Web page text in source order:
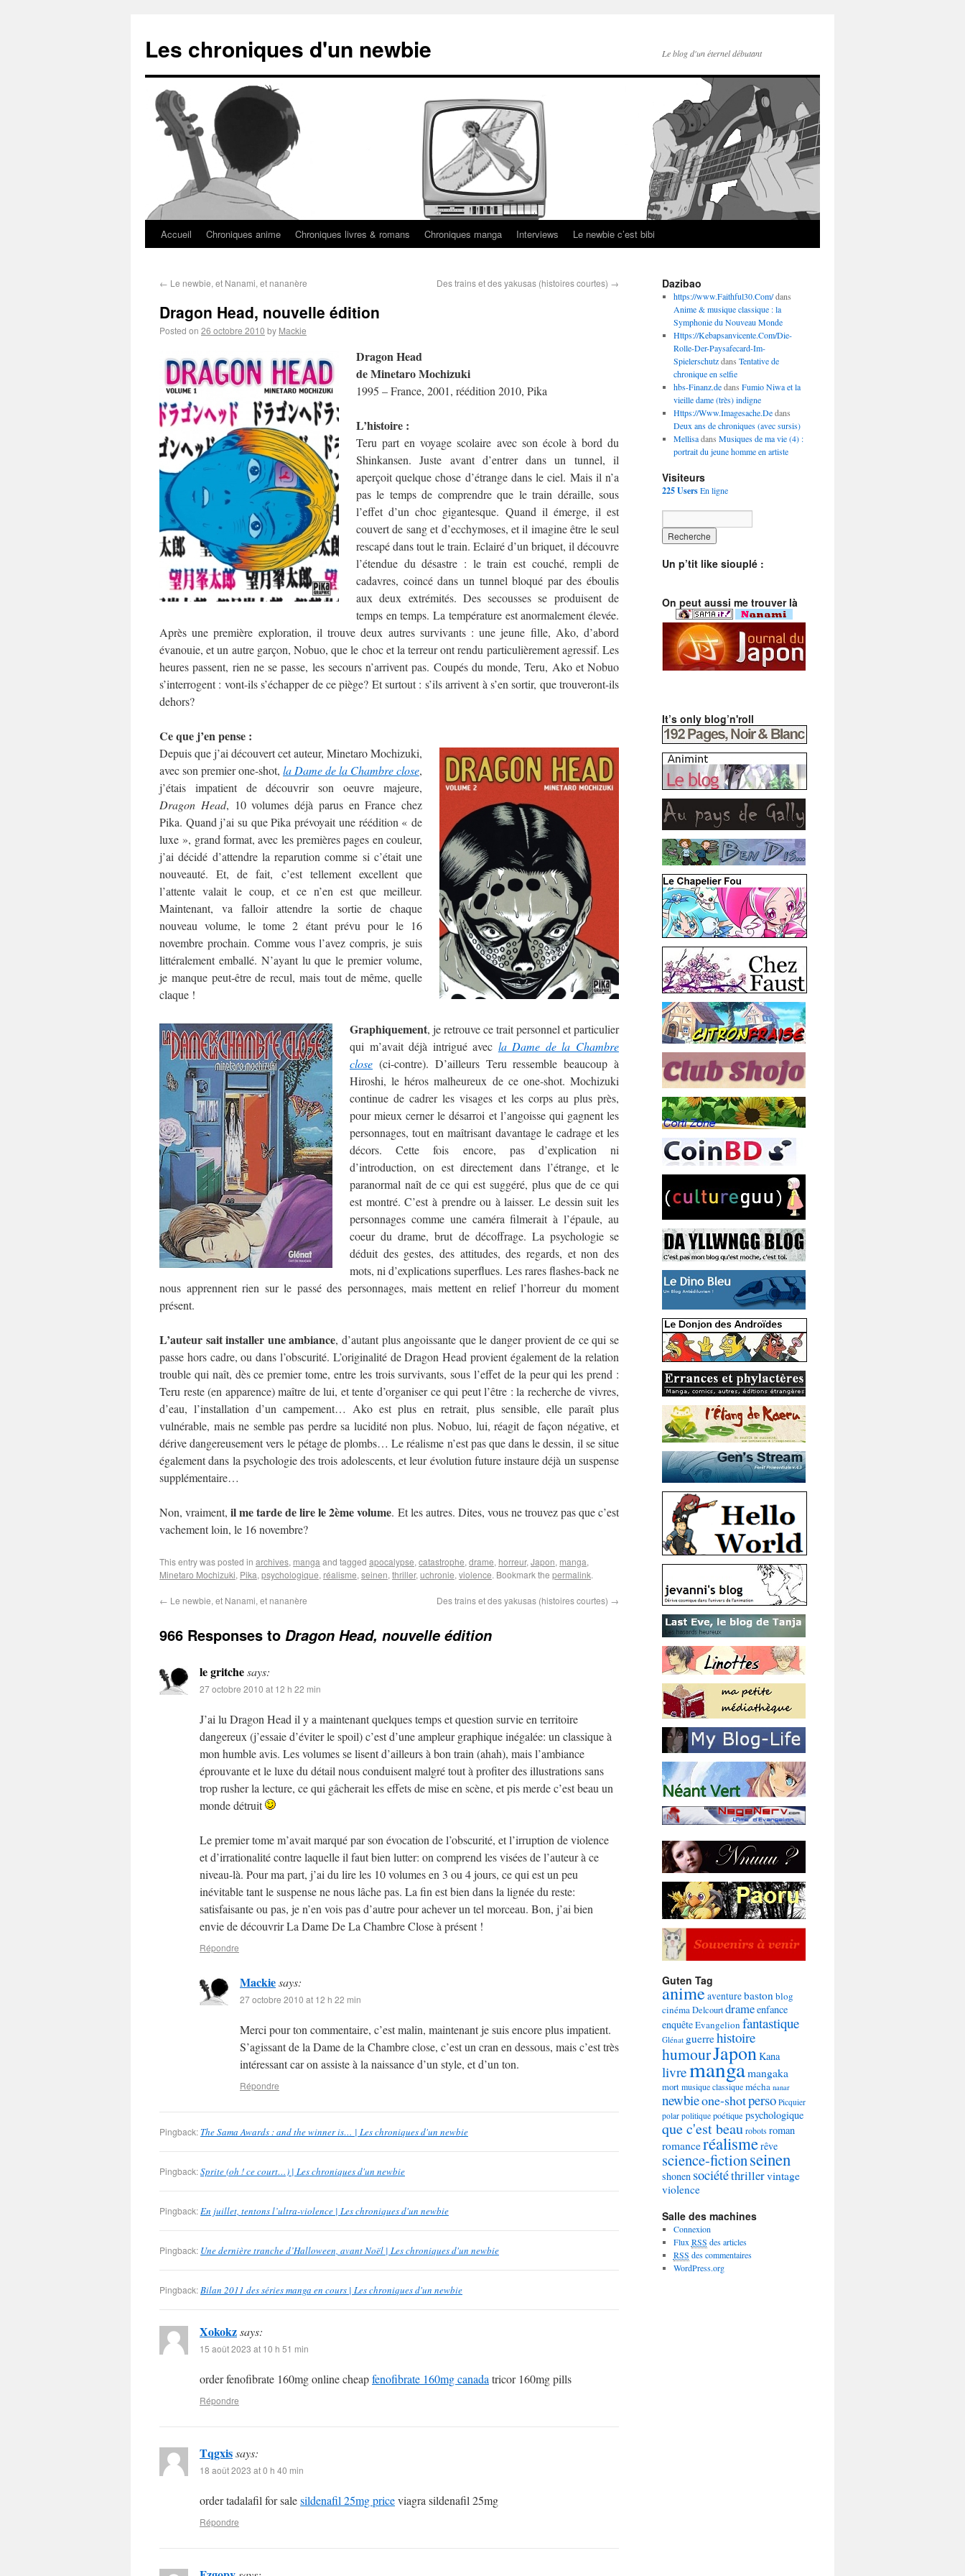
Les chroniques d'un newbie Le blog d'un éternel débutant
Accueil Chroniques anime Chroniques livres & romans Chroniques manga Interviews Le newbie c’est bibi
← Le newbie, et Nanami, et nananère Des trains et des yakusas (histoires courtes) →
Dragon Head, nouvelle édition
Posted on 26 octobre 2010 by Mackie
Dragon Head
de Minetaro Mochizuki
1995 – France, 2001, réédition 2010, Pika
L’histoire :
Teru part en voyage scolaire avec son école à bord du
Shinkansen. Juste avant d’entrer dans un tunnel, il
aperçoit quelque chose d’étrange dans le ciel. Mais il n’a
pas le temps de comprendre que le train déraille, sous
l’effet d’un choc gigantesque. Quand il émerge, il est
couvert de sang et d’ecchymoses, et il imagine être le seul
rescapé dans tout le train. Eclairé d’un briquet, il découvre
l’étendue du désastre : le train est couché, rempli de
cadavres, coincé dans un tunnel bloqué par des éboulis
aux deux extrémités. Des secousses se produisent de
temps en temps. La température est anormalement élevée.
Après une première exploration, il trouve deux autres survivants : une jeune fille, Ako, d’abord
évanouie, et un autre garçon, Nobuo, que le choc et la terreur ont rendu particulièrement agressif. Les
heures passent, rien ne se passe, les secours n’arrivent pas. Coupés du monde, Teru, Ako et Nobuo
s’interrogent : vont-ils s’échapper de ce piège? Et surtout : s’ils arrivent à s’en sortir, que trouveront-ils
dehors?
Ce que j’en pense :
Depuis que j’ai découvert cet auteur, Minetaro Mochizuki,
avec son premier one-shot, la Dame de la Chambre close,
j’étais impatient de découvrir son oeuvre majeure,
Dragon Head, 10 volumes déjà parus en France chez
Pika. Quand j’ai su que Pika prévoyait une réédition « de
luxe », grand format, avec les premières pages en couleur,
j’ai décidé d’attendre la reparution comme si c’était une
nouveauté. Et, de fait, c’est tellement excellent que
l’attente valait le coup, et ce n’en est que meilleur.
Maintenant, va falloir attendre la sortie de chaque
nouveau volume, le tome 2 étant prévu pour le 16
novembre prochain. Comme vous l’avez compris, je suis
littéralement emballé. N’ayant lu que le premier volume,
je manque peut-être de recul, mais tout de même, quelle
claque !
Graphiquement, je retrouve ce trait personnel et particulier
qui m’avait déjà intrigué avec la Dame de la Chambre
close (ci-contre). D’ailleurs Teru ressemble beaucoup à
Hiroshi, le héros malheureux de ce one-shot. Mochizuki
continue de cadrer les visages et les corps au plus près,
pour mieux cerner le désarroi et l’angoisse qui gagnent les
personnages, tout en maîtrisant davantage le cadrage et les
décors. Cette fois encore, pas d’explication ni
d’introduction, on est directement dans l’étrange, et le
paranormal naît de ce qui est suggéré, plus que de ce qui
est montré. C’est à prendre ou à laisser. Le dessin suit les
personnages comme une caméra filmerait à l’épaule, au
coeur du drame, brut de décoffrage. La psychologie se
déduit des gestes, des attitudes, des regards, et non des
mots, ni d’explications superflues. Les rares flashes-back ne
nous apprennent rien sur le passé des personnages, mais mettent en relief l’horreur du moment
présent.
L’auteur sait installer une ambiance, d’autant plus angoissante que le danger provient de ce qui se
passe hors cadre, ou dans l’obscurité. L’originalité de Dragon Head provient également de la relation
trouble qui naît, dès ce premier tome, entre les trois survivants, sous l’effet de la peur qui les prend :
Teru reste (en apparence) maître de lui, et tente d’organiser ce qui peut l’être : la recherche de vivres,
d’eau, l’installation d’un campement… Ako est plus en retrait, plus sensible, elle paraît plus
vulnérable, mais ne semble pas perdre sa lucidité non plus. Nobuo, lui, réagit de façon négative, et
dérive dangereusement vers le pétage de plombs… Le réalisme n’est pas que dans le dessin, il se situe
également dans la psychologie des trois adolescents, et leur évolution future instaure déjà un suspense
supplémentaire…
Non, vraiment,il me tarde de lire le 2ème volume. Et les autres. Dites, vous ne trouvez pas que c’est
vachement loin, le 16 novembre?
This entry was posted in archives, manga and tagged apocalypse, catastrophe, drame, horreur, Japon, manga,
Minetaro Mochizuki, Pika, psychologique, réalisme, seinen, thriller, uchronie, violence. Bookmark the permalink.
← Le newbie, et Nanami, et nananère Des trains et des yakusas (histoires courtes) →
966 Responses to Dragon Head, nouvelle édition
le gritchesays:
27 octobre 2010 at 12 h 22 min
J’ai lu Dragon Head il y a maintenant quelques temps et question survie en territoire
dangereux (j’essaie d’éviter le spoil) c’est d’une ampleur graphique inégalée: un classique à
mon humble avis. Les volumes se lisent d’ailleurs à bon train (ahah), mais l’ambiance
éprouvante et le luxe du détail nous conduisent malgré tout à profiter des illustrations sans
trop rusher la lecture, ce qui gâcherait les effets de mise en scène, et pis merde c’est beau un
monde détruit
Le premier tome m’avait marqué par son évocation de l’obscurité, et l’irruption de violence
et d’irrationalité contre laquelle il faut bien lutter: on comprend les visées de l’auteur à ce
niveau-là. Pour ma part, j’ai du lire les 10 volumes en 3 ou 4 jours, ce qui est un peu
inévitable tant le suspense ne nous lâche pas. La fin est bien dans la lignée du reste:
satisfaisante ou pas, je n’en vois pas d’autre pour achever un tel morceau. Bon, j’ai bien
envie de découvrir La Dame De La Chambre Close à présent !
Répondre
Mackiesays:
27 octobre 2010 at 12 h 22 min
Merci pour ton commentaire, c’est malin, maintenant je suis encore plus impatient.
S’agissant de la Dame de la Chambre close, c’est un cran en dessous, mais c’est très
intéressant car on assiste à la naissance d’un style, et d’un ton.
Répondre
Pingback: The Sama Awards : and the winner is… | Les chroniques d'un newbie
Pingback:Sprite (oh ! ce court…) | Les chroniques d'un newbie
Pingback:En juillet, tentons l’ultra-violence | Les chroniques d'un newbie
Pingback: Une dernière tranche d’Halloween, avant Noël | Les chroniques d'un newbie
Pingback:Bilan 2011 des séries manga en cours | Les chroniques d'un newbie
Xokokzsays:
15 août 2023 at 10 h 51 min
order fenofibrate 160mg online cheapfenofibrate 160mg canada tricor 160mg pills
Répondre
Tqgxissays:
18 août 2023 at 0 h 40 min
order tadalafil for salesildenafil 25mg priceviagra sildenafil 25mg
Répondre
Dazibao
https://www.Faithful30.Com/dans
Anime & musique classique : la
Symphonie du Nouveau Monde
Https://Kebapsanvicente.Com/Die-
Rolle-Der-Paysafecard-Im-
Spielerschutzdans Tentative de
chronique en selfie
hbs-Finanz.dedans Fumio Niwa et la
vieille dame (très) indigne
Https://Www.Imagesache.Dedans
Deux ans de chroniques (avec sursis)
Mellisadans Musiques de ma vie (4) :
portrait du jeune homme en artiste
Visiteurs
225 UsersEn ligne
Un p’tit like siouplé :
On peut aussi me trouver là
It’s only blog’n'roll
Guten Tag
animeaventurebaston blog
cinémaDelcourtdrameenfance
enquêteEvangelion fantastique
Glénat guerrehistoire
humourJapon Kana
livremangamangaka
mortmusique classiquemécha nanar
newbieone-shotperso Picquier
polar politique poétique psychologique
que c'est beaurobotsroman
romanceréalismerêve
science-fictionseinen
shonen sociététhrillervintage
violence
Salle des machines
Connexion
Flux RSS des articles
RSS des commentaires
WordPress.org